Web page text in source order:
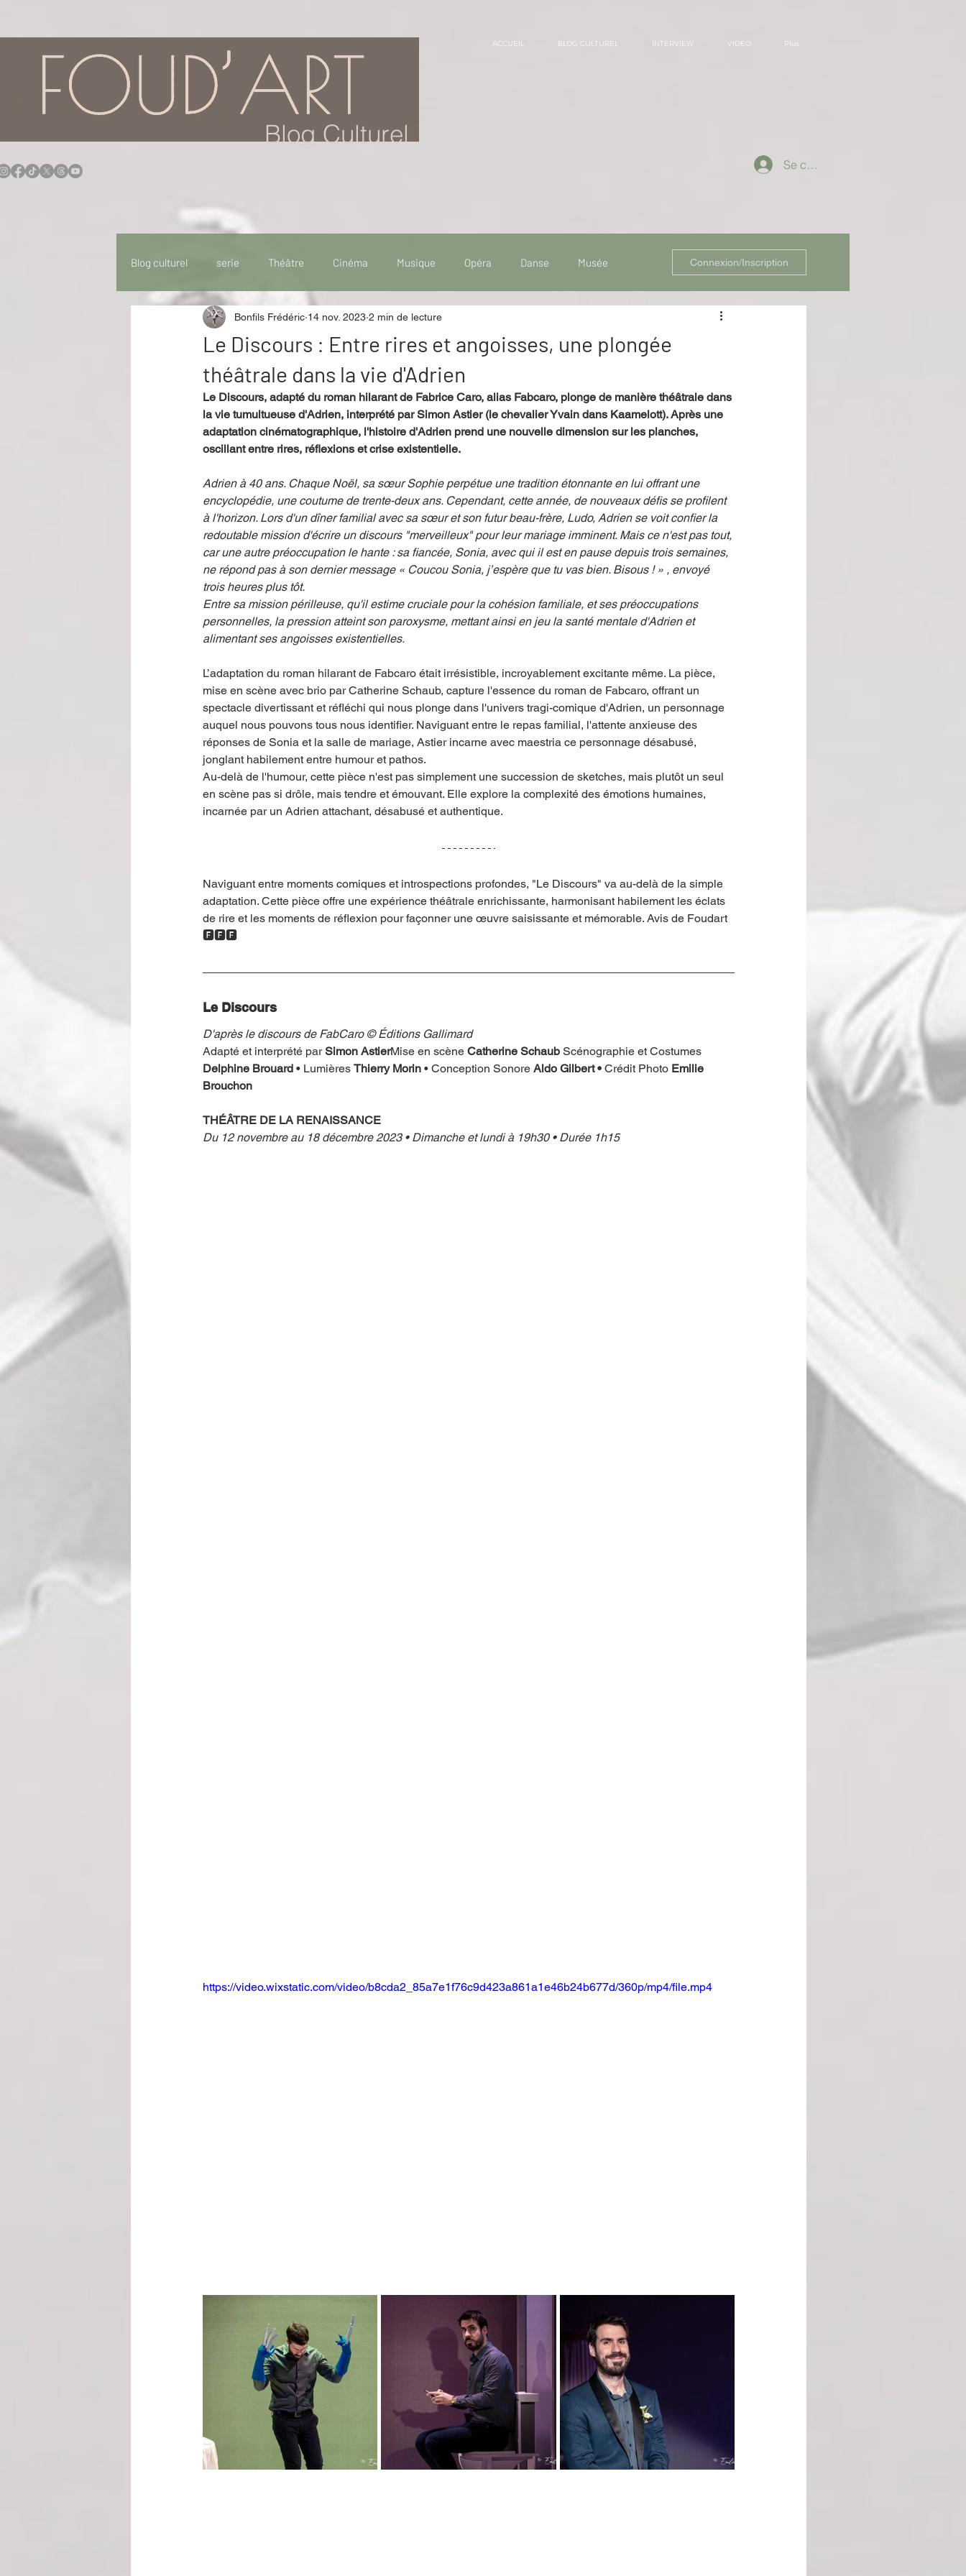
Blog Culturel
ACCUEIL BLOG CULTUREL INTERVIEW VIDEO Plus
Se connecter
Blog culturel serie Théâtre Cinéma Musique Opéra Danse Musée
Idées Sorties Idée de voyage Fooding - Restaurant
Performance Rire Récompense Festival Coup de coeur
Événement Validé par Romane. Spécial Famille Littérature Cirque Interview
Offre spéciale Annuaire Théâtre - Musée Hommage
Connexion/Inscription
Le Discours : Entre rires et angoisses, une plongée
théâtrale dans la vie d'Adrien
Bonfils Frédéric 14 nov. 2023 2 min de lecture
Le Discours, adapté du roman hilarant de Fabrice Caro, alias Fabcaro, plonge de manière théâtrale dans
la vie tumultueuse d'Adrien, interprété par Simon Astier (le chevalier Yvain dans Kaamelott). Après une
adaptation cinématographique, l'histoire d'Adrien prend une nouvelle dimension sur les planches,
oscillant entre rires, réflexions et crise existentielle.
Adrien à 40 ans. Chaque Noël, sa sœur Sophie perpétue une tradition étonnante en lui offrant une
encyclopédie, une coutume de trente-deux ans. Cependant, cette année, de nouveaux défis se profilent
à l'horizon. Lors d'un dîner familial avec sa sœur et son futur beau-frère, Ludo, Adrien se voit confier la
redoutable mission d'écrire un discours "merveilleux" pour leur mariage imminent. Mais ce n'est pas tout,
car une autre préoccupation le hante : sa fiancée, Sonia, avec qui il est en pause depuis trois semaines,
ne répond pas à son dernier message « Coucou Sonia, j’espère que tu vas bien. Bisous ! » , envoyé
trois heures plus tôt.
Entre sa mission périlleuse, qu'il estime cruciale pour la cohésion familiale, et ses préoccupations
personnelles, la pression atteint son paroxysme, mettant ainsi en jeu la santé mentale d'Adrien et
alimentant ses angoisses existentielles.
L’adaptation du roman hilarant de Fabcaro était irrésistible, incroyablement excitante même. La pièce,
mise en scène avec brio par Catherine Schaub, capture l'essence du roman de Fabcaro, offrant un
spectacle divertissant et réfléchi qui nous plonge dans l'univers tragi-comique d'Adrien, un personnage
auquel nous pouvons tous nous identifier. Naviguant entre le repas familial, l'attente anxieuse des
réponses de Sonia et la salle de mariage, Astier incarne avec maestria ce personnage désabusé,
jonglant habilement entre humour et pathos.
Au-delà de l'humour, cette pièce n'est pas simplement une succession de sketches, mais plutôt un seul
en scène pas si drôle, mais tendre et émouvant. Elle explore la complexité des émotions humaines,
incarnée par un Adrien attachant, désabusé et authentique.
Naviguant entre moments comiques et introspections profondes, "Le Discours" va au-delà de la simple
adaptation. Cette pièce offre une expérience théâtrale enrichissante, harmonisant habilement les éclats
de rire et les moments de réflexion pour façonner une œuvre saisissante et mémorable. Avis de Foudart
🅵🅵🅵
Le Discours
D'après le discours de FabCaro © Éditions Gallimard
Adapté et interprété par Simon AstierMise en scène Catherine Schaub Scénographie et Costumes
Delphine Brouard • Lumières Thierry Morin • Conception Sonore Aldo Gilbert • Crédit Photo Emilie
Brouchon
THÉÂTRE DE LA RENAISSANCE
Du 12 novembre au 18 décembre 2023 • Dimanche et lundi à 19h30 • Durée 1h15
https://video.wixstatic.com/video/b8cda2_85a7e1f76c9d423a861a1e46b24b677d/360p/mp4/file.mp4